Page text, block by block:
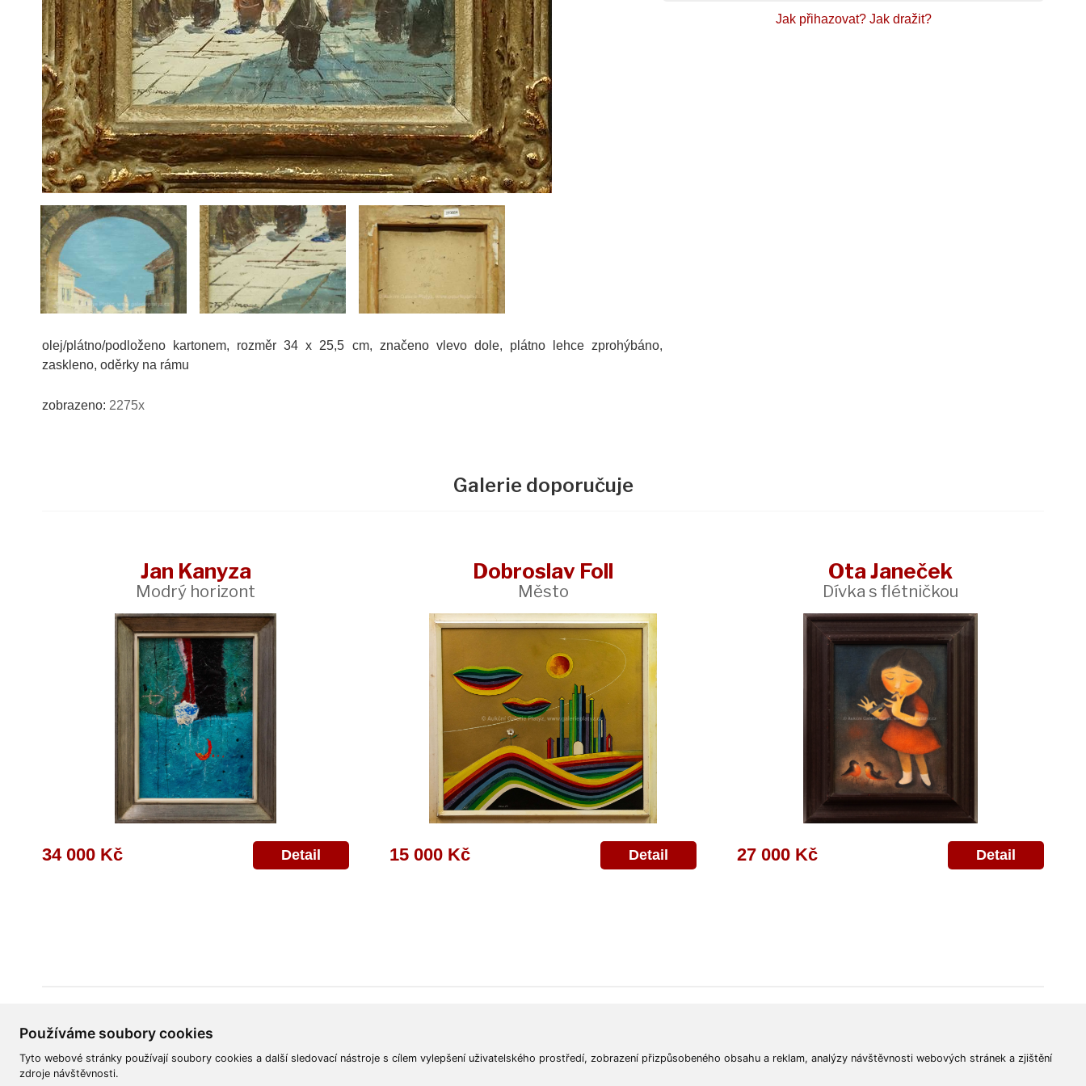
Používáme soubory cookies
Tyto webové stránky používají soubory cookies a další sledovací nástroje s cílem vylepšení uživatelského prostředí, zobrazení přizpůsobeného obsahu a reklam, analýzy návštěvnosti webových stránek a zjištění
zdroje návštěvnosti.
olej/plátno/podloženo kartonem, rozměr 34 x 25,5 cm, značeno vlevo dole, plátno lehce zprohýbáno,
zaskleno, oděrky na rámu
zobrazeno: 2275x
Jak přihazovat? Jak dražit?
Galerie doporučuje
Jan Kanyza
Modrý horizont
34 000 Kč Detail
Dobroslav Foll
Město
15 000 Kč Detail
Ota Janeček
Dívka s flétničkou
27 000 Kč Detail